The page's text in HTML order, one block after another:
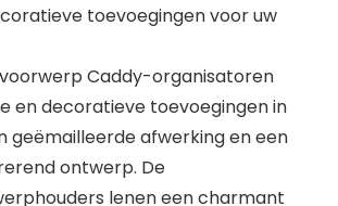
toevoegingen voor uw
Caddy-organisatoren
en decoratieve toevoegingen in
geëmailleerde afwerking en een
ontwerp. De
lenen een charmant